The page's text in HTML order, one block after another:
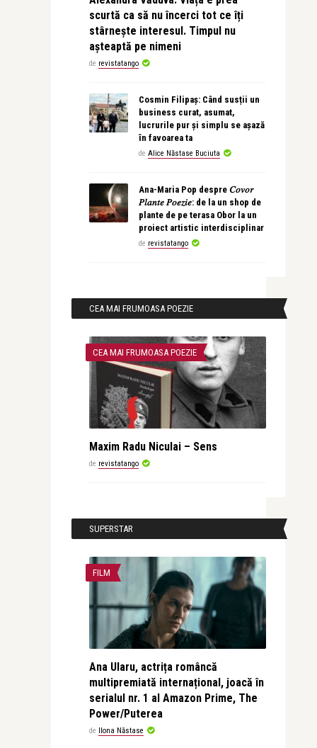
scurtă ca să nu încerci tot ce îți
stârnește interesul. Timpul nu
așteaptă pe nimeni
de revistatango
Cosmin Filipaș: Când susții un
business curat, asumat,
lucrurile pur și simplu se așază
în favoarea ta
de Alice Năstase Buciuta
Ana-Maria Pop despre 𝐶𝑜𝑣𝑜𝑟
𝑃𝑙𝑎𝑛𝑡𝑒 𝑃𝑜𝑒𝑧𝑖𝑒: de la un shop de
plante de pe terasa Obor la un
proiect artistic interdisciplinar
de revistatango
CEA MAI FRUMOASA POEZIE
CEA MAI FRUMOASA POEZIE
Maxim Radu Niculai – Sens
de revistatango
SUPERSTAR
FILM
Ana Ularu, actrița româncă
multipremiată internațional, joacă în
serialul nr. 1 al Amazon Prime, The
Power/Puterea
de Ilona Năstase